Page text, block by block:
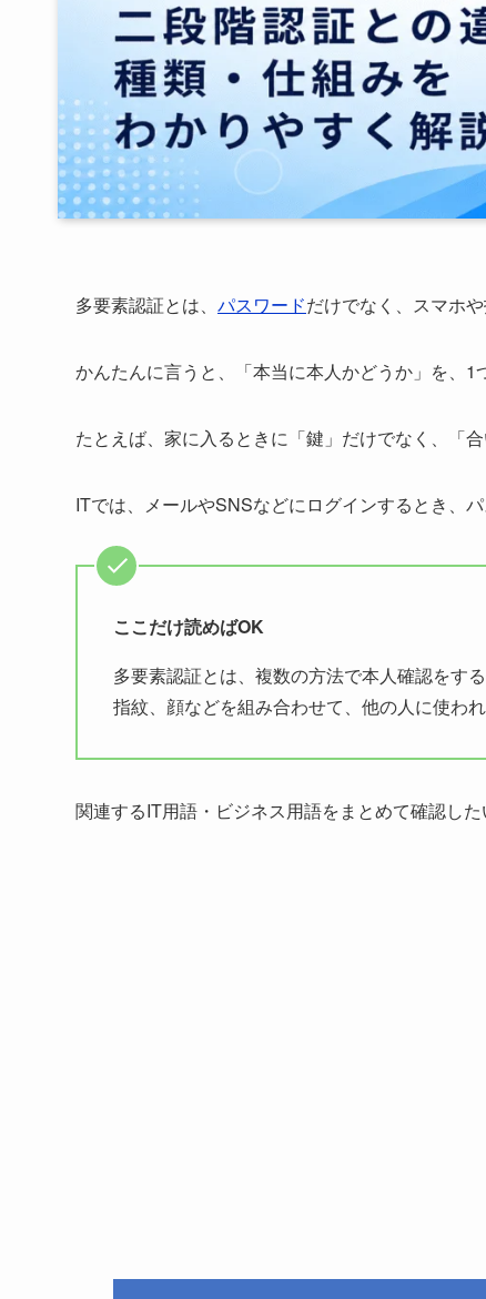
多要素認証とは、 パスワードだけでなく、スマホ
かんたんに言うと、「本当に本人かどうか」を、1
たとえば、家に入るときに「鍵」だけでなく、「
ITでは、メールやSNSなどにログインするとき、
ここだけ読めばOK
多要素認証とは、複数の方法で本人確認をす
指紋、顔などを組み合わせて、他の人に使われ
関連するIT用語・ビジネス用語をまとめて確認した